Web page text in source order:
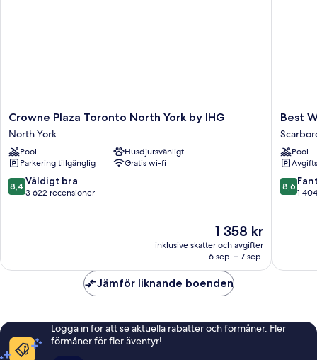
Crowne
Plaza
Toronto
North
York
by
IHG
Crowne Plaza Toronto North York by IHG
North York
Pool
Husdjursvänligt
Parkering tillgänglig
Gratis wi-fi
8.4
av
8,4 Väldigt bra
3 622 recensioner
Priset
1 358 kr
1 358 kr
inklusive skatter och avgifter
6 sep. – 7 sep.
Best
Western
Plus
Inn
Best
Pool
8.6
av
8,6
1
Jämför liknande boenden
Logga in för att se aktuella rabatter och förmåner. Fler
förmåner för fler äventyr!